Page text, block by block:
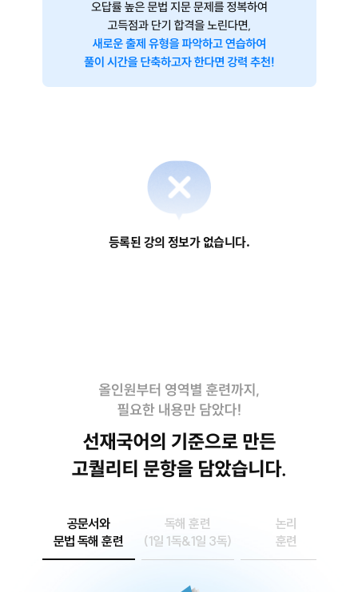
등록된 강의 정보가 없습니다.
공문서와
문법 독해 훈련
독해 훈련
(1일 1독&1일 3독)
논리
훈련